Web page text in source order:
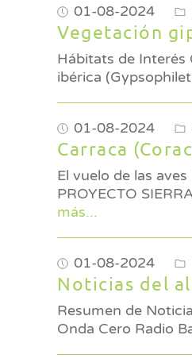
01-08-2024
Vegetación
Hábitats de Interés
01-08-2024
Carraca
El vuelo de las aves III (Provincia de
PROYECTO
más...
01-08-2024
Noticias del
Resumen de Noticias del AltiplanoJulio 2024